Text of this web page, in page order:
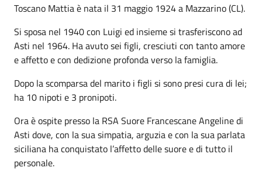
Toscano Mattia è nata il 31 maggio 1924 a Mazzarino (CL).
Si sposa nel 1940 con Luigi ed insieme si trasferiscono ad
Asti nel 1964. Ha avuto sei figli, cresciuti con tanto amore
e affetto e con dedizione profonda verso la famiglia.
Dopo la scomparsa del marito i figli si sono presi cura di lei;
ha 10 nipoti e 3 pronipoti.
Ora è ospite presso la RSA Suore Francescane Angeline di
Asti dove, con la sua simpatia, arguzia e con la sua parlata
siciliana ha conquistato l’affetto delle suore e di tutto il
personale.